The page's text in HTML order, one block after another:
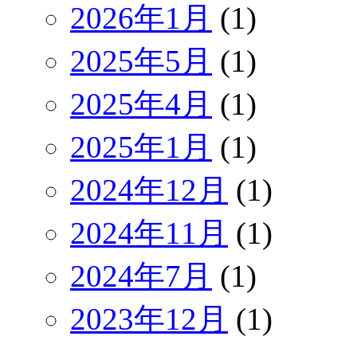
2026年1月 (1)
2025年5月 (1)
2025年4月 (1)
2025年1月 (1)
2024年12月 (1)
2024年11月 (1)
2024年7月 (1)
2023年12月 (1)